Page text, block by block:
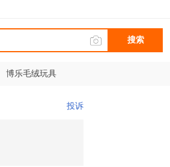
搜索
博乐毛绒玩具
投诉